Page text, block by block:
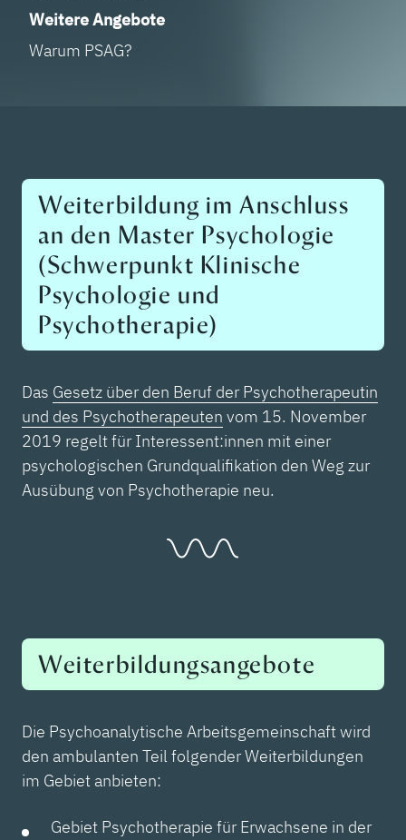
Weitere Angebote
Warum PSAG?
Weiterbildung im Anschluss
an den Master Psychologie
(Schwerpunkt Klinische
Psychologie und
Psychotherapie)
Das Gesetz über den Beruf der Psychotherapeutin
und des Psychotherapeuten vom 15. November
2019 regelt für Interessent:innen mit einer
psychologischen Grundqualifikation den Weg zur
Ausübung von Psychotherapie neu.
Weiterbildungsangebote
Die Psychoanalytische Arbeitsgemeinschaft wird
den ambulanten Teil folgender Weiterbildungen
im Gebiet anbieten:
Gebiet Psychotherapie für Erwachsene in der